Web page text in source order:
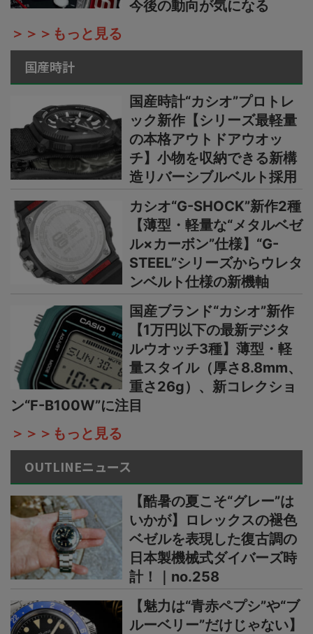
今後の動向が気になる
＞＞＞もっと見る
国産時計
国産時計“カシオ”プロトレ
ック新作【シリーズ最軽量
の本格アウトドアウオッ
チ】小物を収納できる新構
造リバーシブルベルト採用
カシオ“G-SHOCK”新作2種
【薄型・軽量な“メタルベゼ
ル×カーボン”仕様】“G-
STEEL”シリーズからウレタ
ンベルト仕様の新機軸
国産ブランド“カシオ”新作
【1万円以下の最新デジタ
ルウオッチ3種】薄型・軽
量スタイル（厚さ8.8mm、
重さ26g）、新コレクショ
ン“F-B100W”に注目
＞＞＞もっと見る
OUTLINEニュース
【酷暑の夏こそ“グレー”は
いかが】ロレックスの褪色
ベゼルを表現した復古調の
日本製機械式ダイバーズ時
計！｜no.258
【魅力は“青赤ペプシ”や“ブ
ルーベリー”だけじゃない】